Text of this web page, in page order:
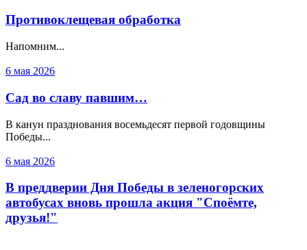
Противоклещевая обработка
Напомним...
6 мая 2026
Сад во славу павшим…
В канун празднования восемьдесят первой годовщины
Победы...
6 мая 2026
В преддверии Дня Победы в зеленогорских
автобусах вновь прошла акция "Споёмте,
друзья!"